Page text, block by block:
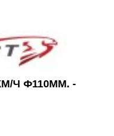
Ч Ф110ММ. -